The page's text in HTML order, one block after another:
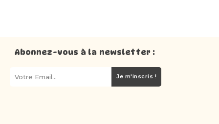
Abonnez-vous à la newsletter :
Je m'inscris !